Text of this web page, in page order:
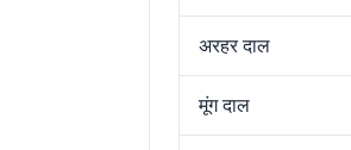
अरहर दाल
मूंग दाल